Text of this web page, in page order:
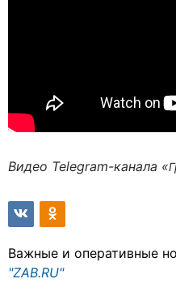
Видео Telegram-канала «
Важные и оперативные
"ZAB.RU"